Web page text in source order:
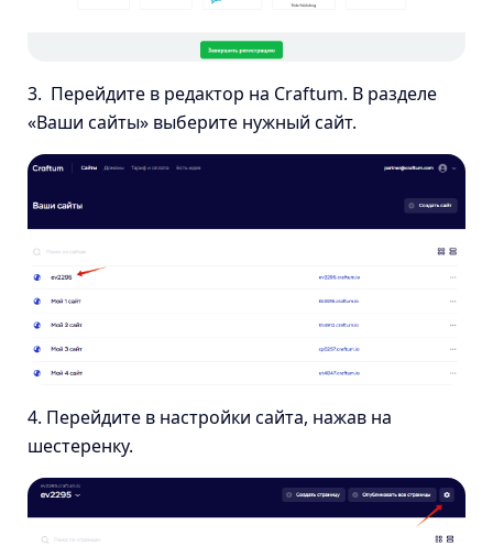
3. Перейдите в редактор на Craftum. В разделе
«Ваши сайты» выберите нужный сайт.
4. Перейдите в настройки сайта, нажав на
шестеренку.